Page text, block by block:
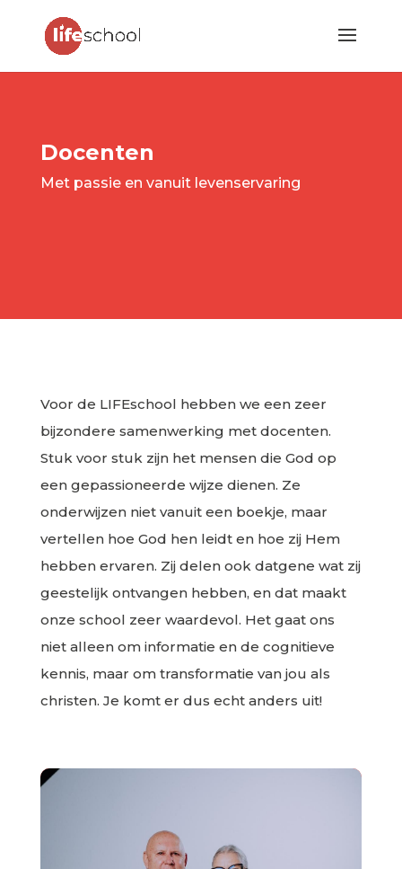
Docenten
Met passie en vanuit levenservaring
Voor de LIFEschool hebben we een zeer
bijzondere samenwerking met docenten.
Stuk voor stuk zijn het mensen die God op
een gepassioneerde wijze dienen. Ze
onderwijzen niet vanuit een boekje, maar
vertellen hoe God hen leidt en hoe zij Hem
hebben ervaren. Zij delen ook datgene wat zij
geestelijk ontvangen hebben, en dat maakt
onze school zeer waardevol. Het gaat ons
niet alleen om informatie en de cognitieve
kennis, maar om transformatie van jou als
christen. Je komt er dus echt anders uit!